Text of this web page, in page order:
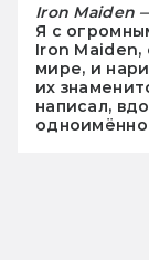
Iron Maiden
Я с
Iron Maiden,
мире, и
их
написал,